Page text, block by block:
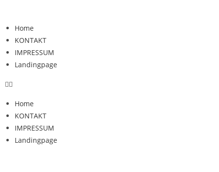
Home
KONTAKT
IMPRESSUM
Landingpage
Home
KONTAKT
IMPRESSUM
Landingpage